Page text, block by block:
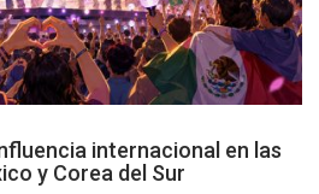
internacional en las
y Corea del Sur